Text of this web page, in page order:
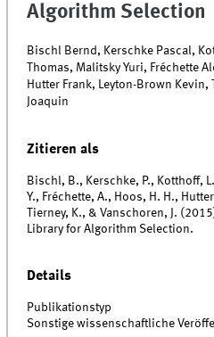
Algorithm Selection
Bischl Bernd, Kerschke Pascal,
Thomas, Malitsky Yuri, Fréchette
Hutter Frank, Leyton-Brown Kevin,
Joaquin
Zitieren als
Bischl, B., Kerschke, P., Kotthoff,
Y., Fréchette, A., Hoos, H. H.,
Tierney, K., & Vanschoren, J.
Library for Algorithm Selection.
Details
Publikationstyp
Sonstige wissenschaftliche